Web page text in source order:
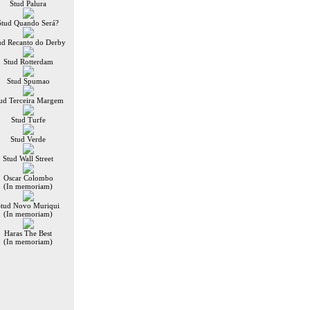
Stud Palura
Quando Será?
Recanto do Derby
Stud Rotterdam
Stud Spumao
Terceira Margem
Stud Turfe
Stud Verde
Stud Wall Street
Oscar Colombo
(In memoriam)
Novo Muriqui
(In memoriam)
Haras The Best
(In memoriam)